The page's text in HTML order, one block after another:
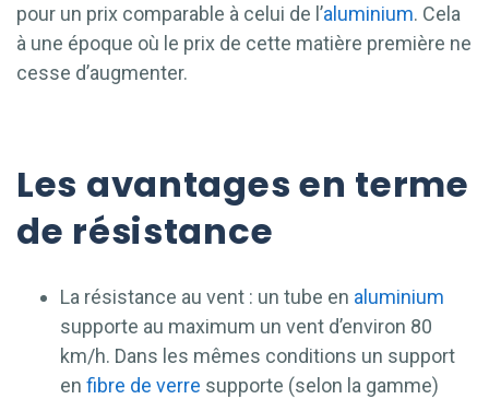
pour un prix comparable à celui de l’aluminium. Cela
à une époque où le prix de cette matière première ne
cesse d’augmenter.
Les avantages en terme
de résistance
La résistance au vent : un tube en aluminium
supporte au maximum un vent d’environ 80
km/h. Dans les mêmes conditions un support
en fibre de verre supporte (selon la gamme)